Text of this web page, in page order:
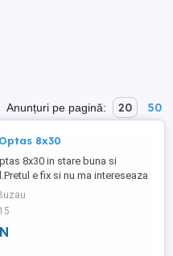
Anunțuri pe pagină: 20 50
8x30
8x30 in stare buna si
e fix si nu ma intereseaza
pret.Prefer livrarea
zona Buzaului,sau trimit doar
cu suportarea
de catre cumparator,nu trimit